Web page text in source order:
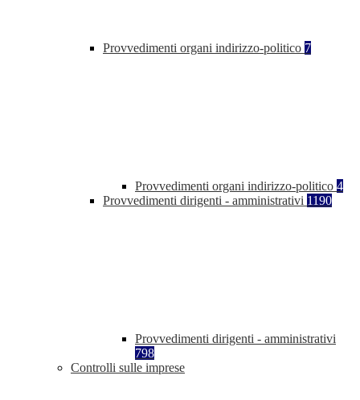
Provvedimenti organi indirizzo-politico 7
Provvedimenti organi indirizzo-politico 4
Provvedimenti dirigenti - amministrativi 1190
Provvedimenti dirigenti - amministrativi
798
Controlli sulle imprese